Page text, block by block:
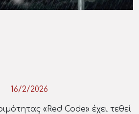
16/2/2026
«Red Code» έχει τεθεί